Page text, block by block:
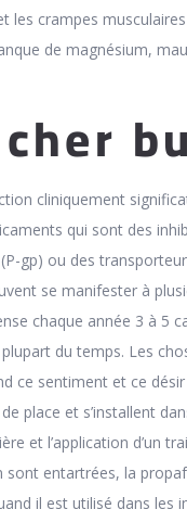
les crampes
de magnésium,
cliniquement
qui sont des
gp) ou des
se manifester à
chaque année 3 à 5
plupart du temps. Les
ce sentiment et ce
place et s’installent
et l’application d’un
sont entartrées, la
il est utilisé dans les